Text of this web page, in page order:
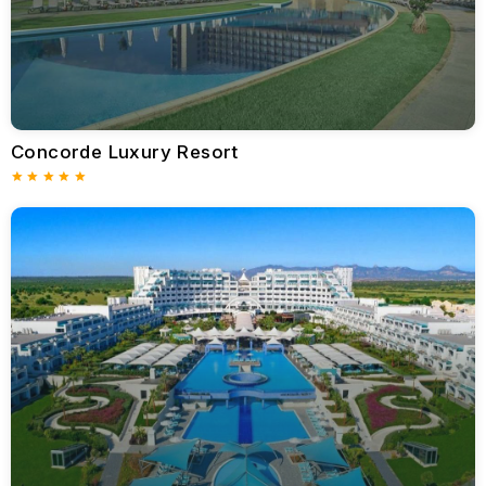
muhteşem manzaralar eşliğinde sakin bir inziva sunmaktadır.
Özellikler
: Özel villalar, Thalassa Spa, gurme restoranlar ve
aile dostu olanaklar.
Şunlar İçin Mükemmeldir: Huzur ve ayrıcalık arayan aileler
Parklane, a Luxury Collection Resort, Limasol
Rahatlama ve macera arayan gezginler için lüks bir cennet.
Özellikler: Birden fazla havuz, özel kabanalar, çocuk kulübü
ve Michelin yıldızlı yemekler.
Şunlar İçin Mükemmeldir: Aileler, balayı çiftleri ve lüks
Elysium Hotel, Pafos
UNESCO Dünya Mirası alanlarının yakınında yer alan bu tesis,
tarihi cazibeyi modern konforlarla harmanlamaktadır.
Özellikler: Güzel bahçeler, çarpıcı bir sonsuzluk havuzu ve
yerel geleneklerden ilham alan spa uygulamaları.
Şunlar İçin Mükemmeldir
: Tarih meraklıları ve kültürel bir
dokunuşla lüks arayan gezginler.
Columbia Beach Resort, Pissouri Körfezi
Concorde Luxury Resort